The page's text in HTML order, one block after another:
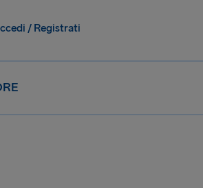
/ Registrati